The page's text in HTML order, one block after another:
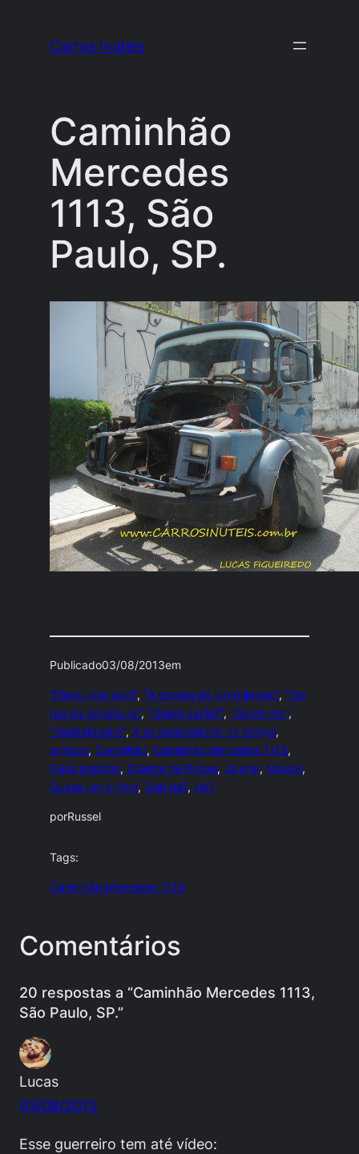
Carros Inúteis
Caminhão
Mercedes
1113, São
Paulo, SP.
Publicado03/08/2013em
“Piorou pra pior!”, "À espera de um milagre!", "Na
rua da amargura", "Quem vai lá?", "Salve-me"
"Vandalizado!", A se desmanchar no tempo
antigos, Caminhão, Caminhão Mercedes 1113
Caso perdido, Doador de Peças, Já era!, Nossa!
Quase um crime!, Que há?, Ué?
porRussel
Tags:
Caminhão Mercedes 1113
Comentários
20 respostas a “Caminhão Mercedes 1113,
São Paulo, SP.”
Lucas
03/08/2013
Esse guerreiro tem até vídeo: